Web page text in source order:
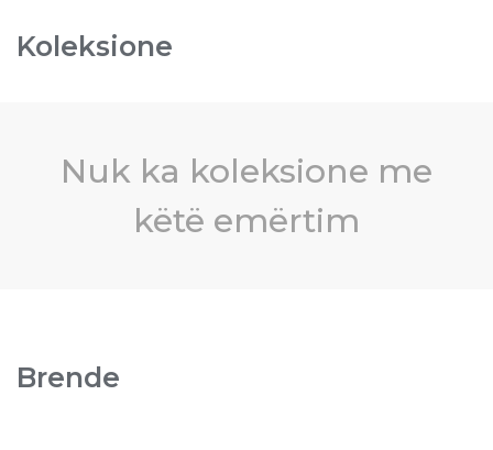
Koleksione
Nuk ka koleksione me
këtë emërtim
Brende